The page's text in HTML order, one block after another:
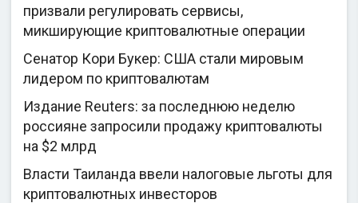
призвали регулировать сервисы,
микширующие криптовалютные операции
Сенатор Кори Букер: США стали мировым
лидером по криптовалютам
Издание Reuters: за последнюю неделю
россияне запросили продажу криптовалюты
на $2 млрд
Власти Таиланда ввели налоговые льготы для
криптовалютных инвесторов